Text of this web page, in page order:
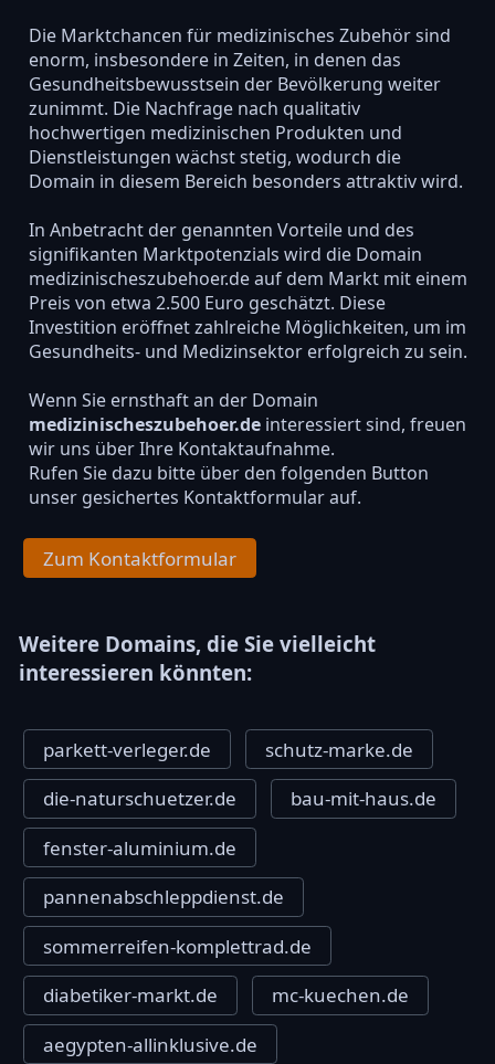
Die Marktchancen für medizinisches Zubehör sind
enorm, insbesondere in Zeiten, in denen das
Gesundheitsbewusstsein der Bevölkerung weiter
zunimmt. Die Nachfrage nach qualitativ
hochwertigen medizinischen Produkten und
Dienstleistungen wächst stetig, wodurch die
Domain in diesem Bereich besonders attraktiv wird.
In Anbetracht der genannten Vorteile und des
signifikanten Marktpotenzials wird die Domain
medizinischeszubehoer.de auf dem Markt mit einem
Preis von etwa 2.500 Euro geschätzt. Diese
Investition eröffnet zahlreiche Möglichkeiten, um im
Gesundheits- und Medizinsektor erfolgreich zu sein.
Wenn Sie ernsthaft an der Domain
medizinischeszubehoer.deinteressiert sind, freuen
wir uns über Ihre Kontaktaufnahme.
Rufen Sie dazu bitte über den folgenden Button
unser gesichertes Kontaktformular auf.
Zum Kontaktformular
Weitere Domains, die Sie vielleicht
interessieren könnten:
parkett-verleger.de
schutz-marke.de
die-naturschuetzer.de
bau-mit-haus.de
fenster-aluminium.de
pannenabschleppdienst.de
sommerreifen-komplettrad.de
diabetiker-markt.de
mc-kuechen.de
aegypten-allinklusive.de